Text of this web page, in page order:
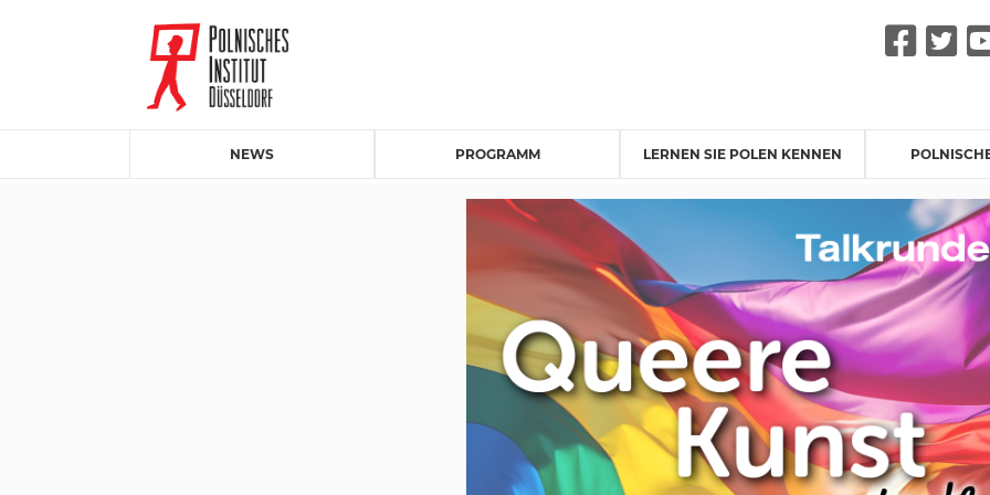
NEWS PROGRAMM LERNEN SIE POLEN KENNEN